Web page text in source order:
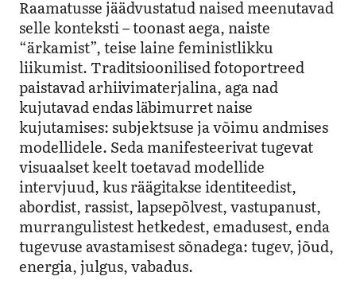
Raamatusse jäädvustatud naised meenutavad
selle konteksti – toonast aega, naiste
“ärkamist”, teise laine feministlikku
liikumist. Traditsioonilised fotoportreed
paistavad arhiivimaterjalina, aga nad
kujutavad endas läbimurret naise
kujutamises: subjektsuse ja võimu andmises
modellidele. Seda manifesteerivat tugevat
visuaalset keelt toetavad modellide
intervjuud, kus räägitakse identiteedist,
abordist, rassist, lapsepõlvest, vastupanust,
murrangulistest hetkedest, emadusest, enda
tugevuse avastamisest sõnadega: tugev, jõud,
energia, julgus, vabadus.